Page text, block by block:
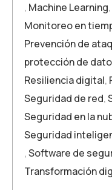
, Machine Learning,
Monitoreo en
Prevención de
protección de
Resiliencia digital,
Seguridad de red,
Seguridad en la
Seguridad
,Software de
Transformación